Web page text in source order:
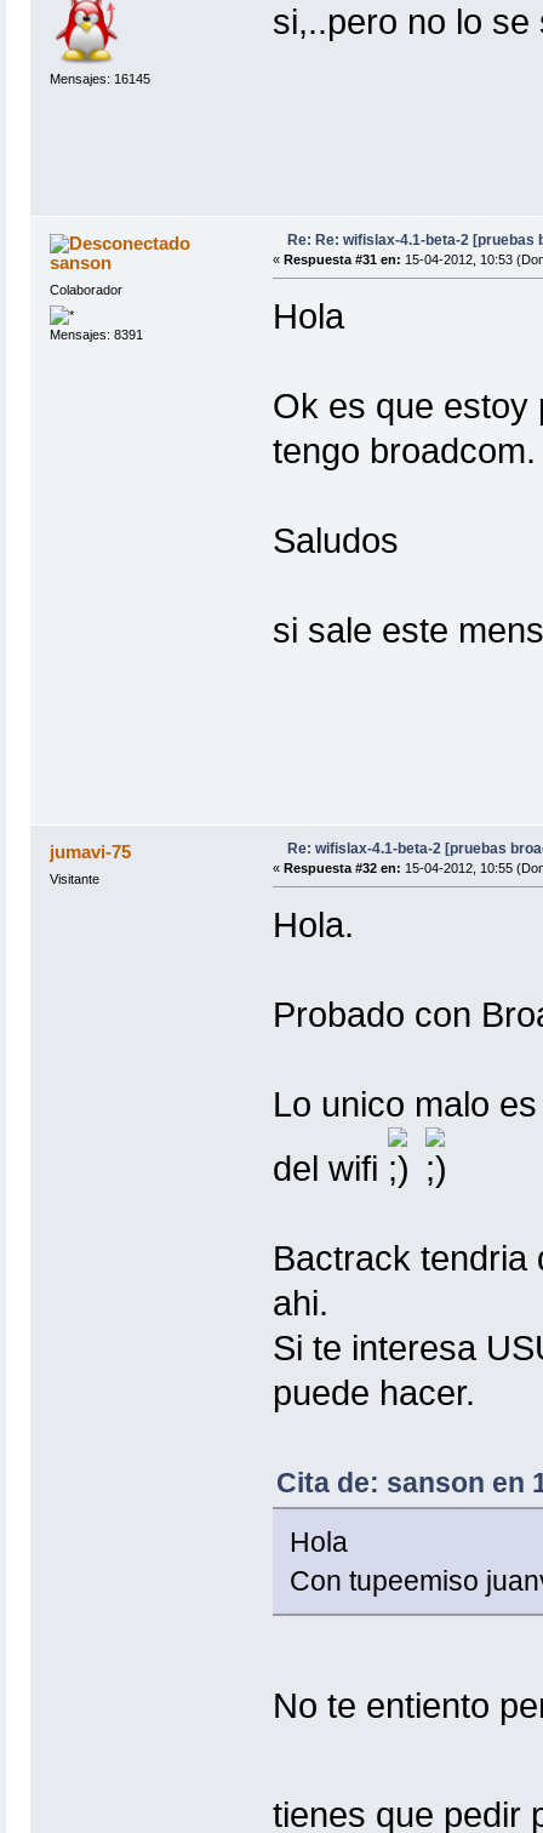
Mensajes: 16145
si,..pero no lo se
sanson
Colaborador
Mensajes: 8391
Re: Re: wifislax-4.1-beta-2 [pruebas
« Respuesta #31 en: 15-04-2012, 10:53
Hola
Ok es que estoy
tengo
Saludos
si sale este
jumavi-75
Visitante
Re: wifislax-4.1-beta-2 [pruebas
« Respuesta #32 en: 15-04-2012, 10:55
Hola.
Probado con
Lo unico malo
del wifi
Bactrack tendria
ahi.
Si te interesa
puede hacer.
Cita de: sanson en
Hola
Con tupeemiso
No te entiento
tienes que pedir